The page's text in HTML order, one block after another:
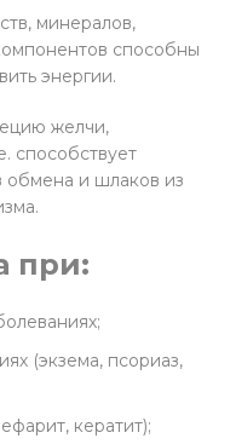
минералов,
способны
энергии.
желчи,
способствует
обмена и шлаков из
при:
(экзема, псориаз,
кератит);